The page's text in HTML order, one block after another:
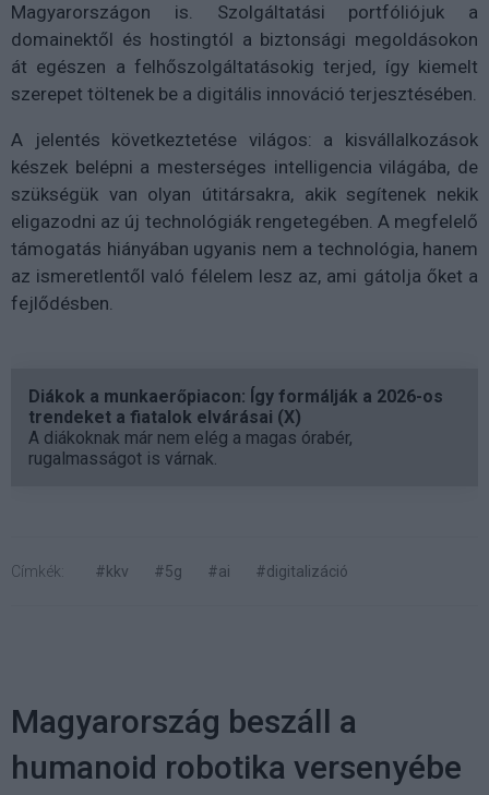
Magyarországon is. Szolgáltatási portfóliójuk a
domainektől és hostingtól a biztonsági megoldásokon
át egészen a felhőszolgáltatásokig terjed, így kiemelt
szerepet töltenek be a digitális innováció terjesztésében.
A jelentés következtetése világos: a kisvállalkozások
készek belépni a mesterséges intelligencia világába, de
szükségük van olyan útitársakra, akik segítenek nekik
eligazodni az új technológiák rengetegében. A megfelelő
támogatás hiányában ugyanis nem a technológia, hanem
az ismeretlentől való félelem lesz az, ami gátolja őket a
fejlődésben.
Diákok a munkaerőpiacon: Így formálják a 2026-os
trendeket a fiatalok elvárásai (X)
A diákoknak már nem elég a magas órabér,
rugalmasságot is várnak.
Címkék: #kkv #5g #ai #digitalizáció
Magyarország beszáll a
humanoid robotika versenyébe